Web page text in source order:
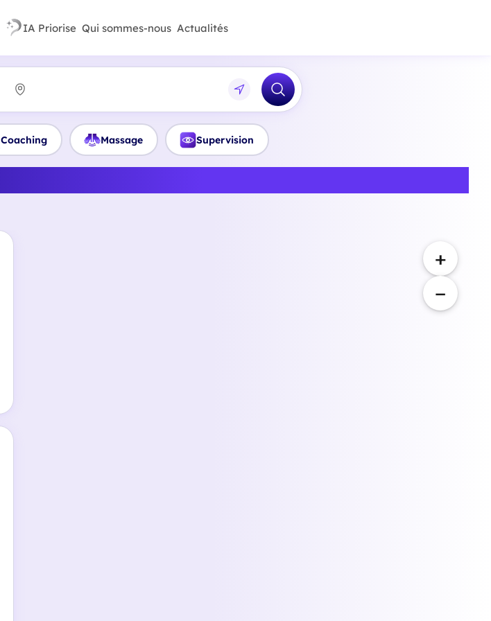
IA Priorise Qui sommes-nous Actualités
Coaching Massage Supervision
+
−